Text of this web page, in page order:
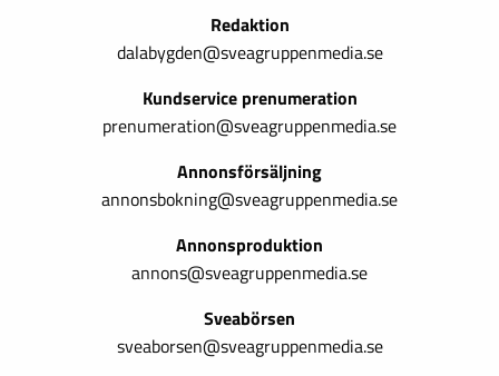
Redaktion
dalabygden@sveagruppenmedia.se
Kundservice prenumeration
prenumeration@sveagruppenmedia.se
Annonsförsäljning
annonsbokning@sveagruppenmedia.se
Annonsproduktion
annons@sveagruppenmedia.se
Sveabörsen
sveaborsen@sveagruppenmedia.se